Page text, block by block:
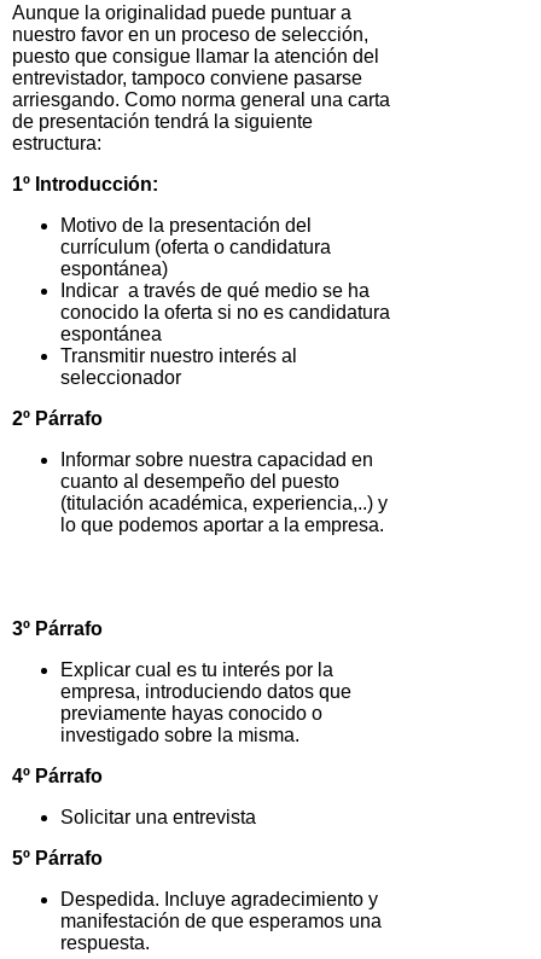
Aunque la originalidad puede puntuar a
nuestro favor en un proceso de selección,
puesto que consigue llamar la atención del
entrevistador, tampoco conviene pasarse
arriesgando. Como norma general una carta
de presentación tendrá la siguiente
estructura:
1º Introducción:
Motivo de la presentación del
currículum (oferta o candidatura
espontánea)
Indicar a través de qué medio se ha
conocido la oferta si no es candidatura
espontánea
Transmitir nuestro interés al
seleccionador
2º Párrafo
Informar sobre nuestra capacidad en
cuanto al desempeño del puesto
(titulación académica, experiencia,..) y
lo que podemos aportar a la empresa.
3º Párrafo
Explicar cual es tu interés por la
empresa, introduciendo datos que
previamente hayas conocido o
investigado sobre la misma.
4º Párrafo
Solicitar una entrevista
5º Párrafo
Despedida. Incluye agradecimiento y
manifestación de que esperamos una
respuesta.